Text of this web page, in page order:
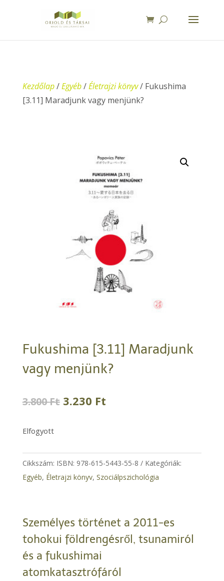
Kezdőlap/Egyéb/Életrajzi könyv/ Fukushima
[3.11] Maradjunk vagy menjünk?
Fukushima [3.11] Maradjunk
vagy menjünk?
3.800Ft Original
3.230 FtCurrent
Elfogyott
Cikkszám: ISBN: 978-615-5443-55-8
Kategóriák:
Egyéb, Életrajzi könyv, ​Szociálpszichológia
Személyes történet a 2011-es
tohokui földrengésről, tsunamiról
és a fukushimai
atomkatasztrófáról